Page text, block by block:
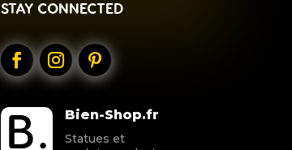
STAY CONNECTED
Bien-Shop.fr
Statues et